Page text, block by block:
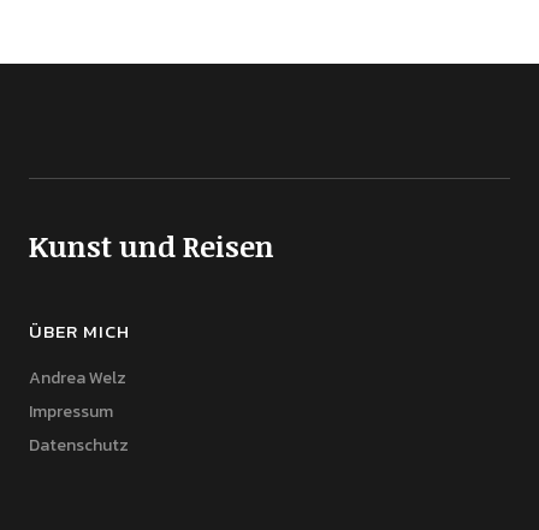
Kunst und Reisen
ÜBER MICH
Andrea Welz
Impressum
Datenschutz